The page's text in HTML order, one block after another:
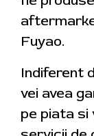
Fuyao.
Indiferent
vei avea
pe piata si